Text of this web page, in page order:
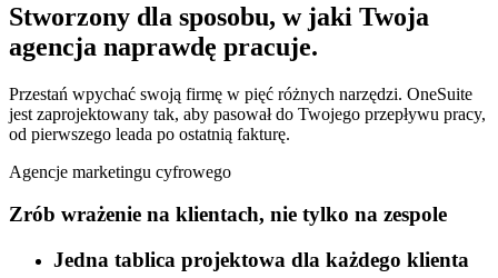
Stworzony dla sposobu, w jaki Twoja
agencja naprawdę pracuje.
Przestań wpychać swoją firmę w pięć różnych narzędzi. OneSuite
jest zaprojektowany tak, aby pasował do Twojego przepływu pracy,
od pierwszego leada po ostatnią fakturę.
Agencje marketingu cyfrowego
Zrób wrażenie na klientach, nie tylko na zespole
Jedna tablica projektowa dla każdego klienta